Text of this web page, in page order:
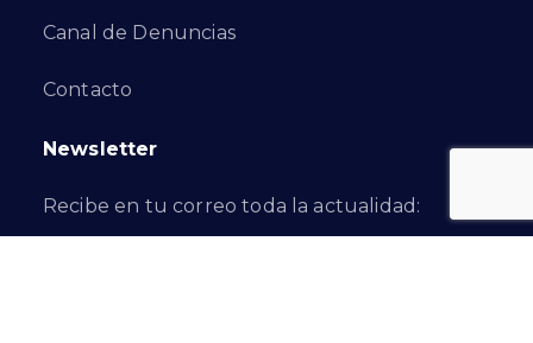
Canal de Denuncias
Contacto
Newsletter
Recibe en tu correo toda la actualidad: